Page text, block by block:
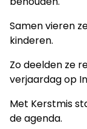
Samen vieren
kinderen.
Zo deelden ze
verjaardag op
Met Kerstmis
de agenda.